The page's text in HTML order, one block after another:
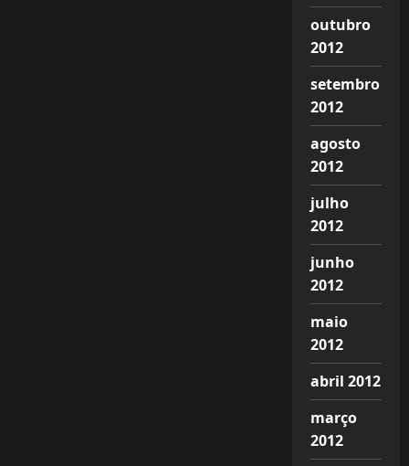
outubro
2012
setembro
2012
agosto
2012
julho
2012
junho
2012
maio
2012
abril 2012
março
2012